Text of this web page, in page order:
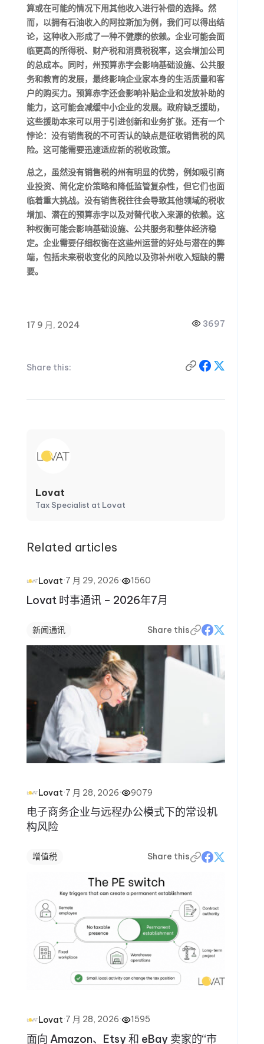
算或在可能的情况下用其他收入进行补偿的选择。然
而，以拥有石油收入的阿拉斯加为例，我们可以得出结
论，这种收入形成了一种不健康的依赖。企业可能会面
临更高的所得税、财产税和消费税税率，这会增加公司
的总成本。同时，州预算赤字会影响基础设施、公共服
务和教育的发展，最终影响企业家本身的生活质量和客
户的购买力。预算赤字还会影响补贴企业和发放补助的
能力，这可能会减缓中小企业的发展。政府缺乏援助，
这些援助本来可以用于引进创新和业务扩张。还有一个
悖论：没有销售税的不可否认的缺点是征收销售税的风
险。这可能需要迅速适应新的税收政策。
总之，虽然没有销售税的州有明显的优势，例如吸引商
业投资、简化定价策略和降低监管复杂性，但它们也面
临着重大挑战。没有销售税往往会导致其他领域的税收
增加、潜在的预算赤字以及对替代收入来源的依赖。这
种权衡可能会影响基础设施、公共服务和整体经济稳
定。企业需要仔细权衡在这些州运营的好处与潜在的弊
端，包括未来税收变化的风险以及弥补州收入短缺的需
要。
17 9 月, 2024 3697
Share this:
Lovat
Tax Specialist at Lovat
Related articles
Lovat·7 月 29, 2026· 1560
Lovat 时事通讯 – 2026年7月
新闻通讯 Share this
Lovat·7 月 28, 2026· 9079
电子商务企业与远程办公模式下的常设机
构风险
增值税 Share this
Lovat·7 月 28, 2026· 1595
面向 Amazon、Etsy 和 eBay 卖家的“市